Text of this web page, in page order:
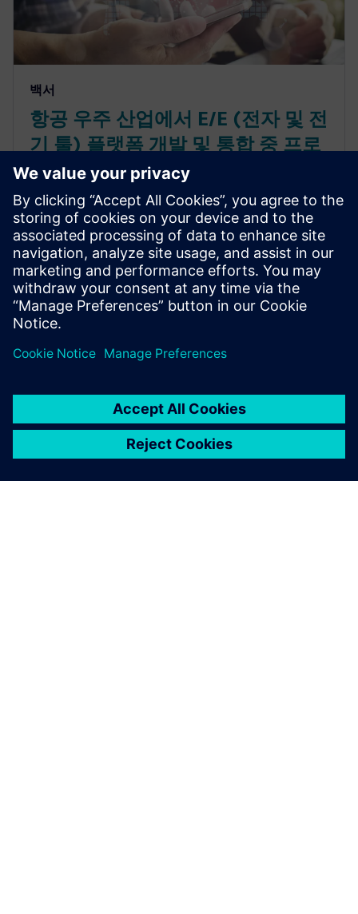
백서
항공 우주 산업에서 E/E (전자 및 전
기 툴) 플랫폼 개발 및 통합 중 프로
그램 위험을 줄이는 방법에 대한 여
섯 가지 팁
본 백서에서는 Capital을 통해 E/E 플랫폼 및 개발 프로
세스를 개선해 위험성을 줄이고, 새로운 혁신을 추진
하며 프로그램 목표를 달성하는 여섯 가지 방법을 소
개합니다.